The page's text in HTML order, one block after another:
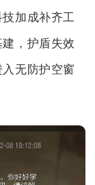
加成补齐工
，护盾失效
无防护空窗